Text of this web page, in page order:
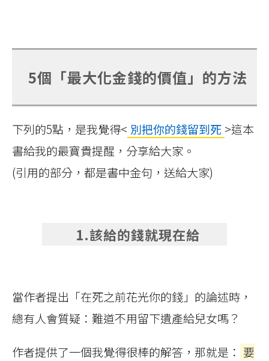
5個「最大化金錢的價值」的方法
下列的5點，是我覺得< 別把你的錢留到死 >這本
書給我的最寶貴提醒，分享給大家。
(引用的部分，都是書中金句，送給大家)
1.該給的錢就現在給
當作者提出「在死之前花光你的錢」的論述時，
總有人會質疑：難道不用留下遺產給兒女嗎？
作者提供了一個我覺得很棒的解答，那就是： 要